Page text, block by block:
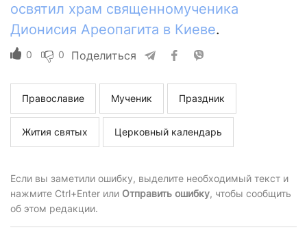
освятил храм священномученика
Дионисия Ареопагита в Киеве.
0 0 Поделиться
Православие Мученик Праздник
Жития святых Церковный календарь
Если вы заметили ошибку, выделите необходимый текст и
нажмите Ctrl+Enter или Отправить ошибку, чтобы сообщить
об этом редакции.